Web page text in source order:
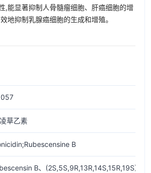
,能显著抑制人骨髓瘤细胞、肝癌细胞的增
地抑制乳腺癌细胞的生成和增殖。
草乙素
B
B、